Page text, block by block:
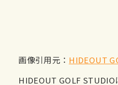
画像引用元： HIDEOUT
HIDEOUT GOLF